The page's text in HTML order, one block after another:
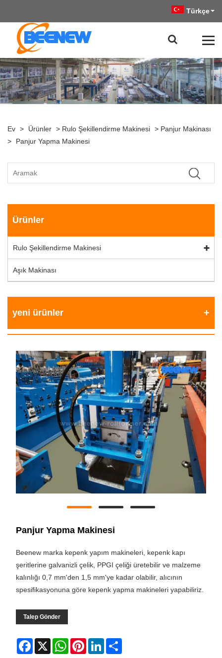
Türkçe
Ev > Ürünler > Rulo Şekillendirme Makinesi > Panjur Makinası
>
Panjur Yapma Makinesi
Ürünler
Rulo Şekillendirme Makinesi
Aşık Makinası
yeni ürünler
Panjur Yapma Makinesi
Beenew marka kepenk yapım makineleri, kepenk kapı
şeritlerine galvanizli çelik, PPGI çeliği üretebilir ve malzeme
kalınlığı 0,7 mm'den 1,5 mm'ye kadar olabilir, alıcının
spesifikasyonuna göre kepenk yapma makineleri yapabiliriz.
Talep Gönder
Facebook
X WhatsAppPinterestLinkedIn